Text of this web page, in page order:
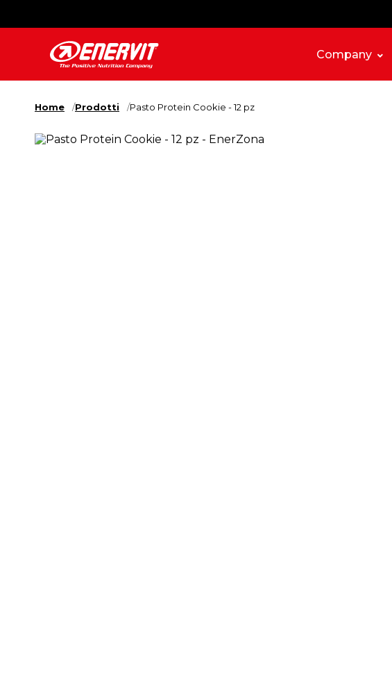
Company
Home Prodotti Pasto Protein Cookie - 12 pz